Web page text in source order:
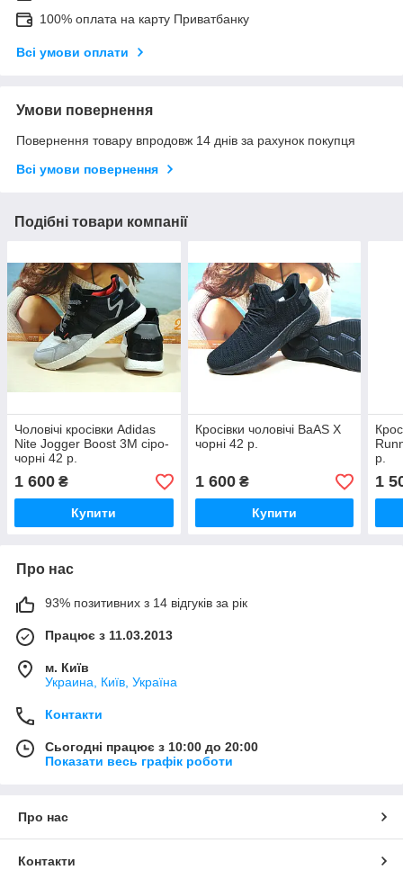
100% оплата на карту Приватбанку
Всі умови оплати
Умови повернення
Повернення товару впродовж 14 днів за рахунок покупця
Всі умови повернення
Подібні товари компанії
Чоловічі кросівки Adidas
Nite Jogger Boost 3M сіро-
чорні 42 р.
1 600 ₴
Купити
Кросівки чоловічі BaAS X
чорні 42 р.
1 600₴
Купити
р.
1
Про нас
93% позитивних з 14 відгуків за рік
Працює з 11.03.2013
м. Київ
Украина, Київ, Україна
Контакти
Сьогодні працює з 10:00 до 20:00
Показати весь графік роботи
Про нас
Контакти